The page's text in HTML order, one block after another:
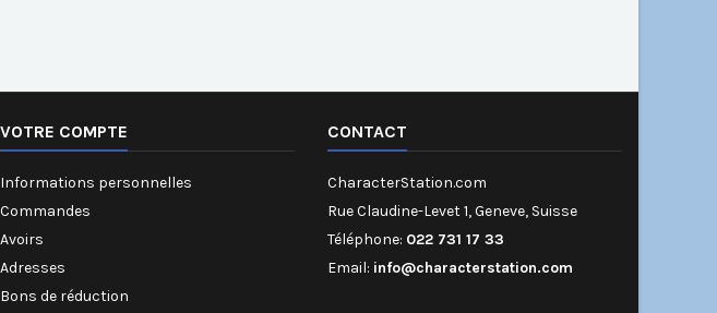
VOTRE COMPTE
Informations personnelles
Commandes
Avoirs
Adresses
Bons de réduction
CONTACT
CharacterStation.com
Rue Claudine-Levet 1, Geneve, Suisse
Téléphone: 022 731 17 33
Email: info@characterstation.com